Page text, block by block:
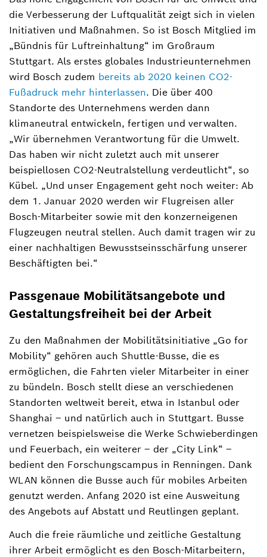
die Verbesserung der Luftqualität zeigt sich in vielen
Initiativen und Maßnahmen. So ist Bosch Mitglied im
„Bündnis für Luftreinhaltung“ im Großraum
Stuttgart. Als erstes globales Industrieunternehmen
wird Bosch zudem bereits ab 2020 keinen CO2-
Fußadruck mehr hinterlassen. Die über 400
Standorte des Unternehmens werden dann
klimaneutral entwickeln, fertigen und verwalten.
„Wir übernehmen Verantwortung für die Umwelt.
Das haben wir nicht zuletzt auch mit unserer
beispiellosen CO2-Neutralstellung verdeutlicht“, so
Kübel. „Und unser Engagement geht noch weiter: Ab
dem 1. Januar 2020 werden wir Flugreisen aller
Bosch-Mitarbeiter sowie mit den konzerneigenen
Flugzeugen neutral stellen. Auch damit tragen wir zu
einer nachhaltigen Bewusstseinsschärfung unserer
Beschäftigten bei.“
Passgenaue Mobilitätsangebote und
Gestaltungsfreiheit bei der Arbeit
Zu den Maßnahmen der Mobilitätsinitiative „Go for
Mobility“ gehören auch Shuttle-Busse, die es
ermöglichen, die Fahrten vieler Mitarbeiter in einer
zu bündeln. Bosch stellt diese an verschiedenen
Standorten weltweit bereit, etwa in Istanbul oder
Shanghai – und natürlich auch in Stuttgart. Busse
vernetzen beispielsweise die Werke Schwieberdingen
und Feuerbach, ein weiterer – der „City Link“ –
bedient den Forschungscampus in Renningen. Dank
WLAN können die Busse auch für mobiles Arbeiten
genutzt werden. Anfang 2020 ist eine Ausweitung
des Angebots auf Abstatt und Reutlingen geplant.
Auch die freie räumliche und zeitliche Gestaltung
ihrer Arbeit ermöglicht es den Bosch-Mitarbeitern,